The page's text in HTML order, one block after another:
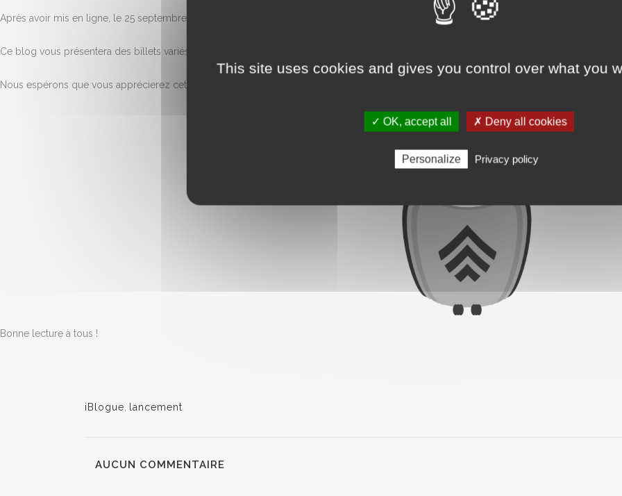
Après avoir mis en ligne, le 25 septembre dernier, notre site Internet , nous lançons notre iBlogue
Ce blog vous présentera des billets variés avec le désir de traiter de sujets à impact local, sur des thèmes qui nous concernent mais
Nous espérons que vous apprécierez cet espace de partage et de réflexion.
Bonne lecture à tous !
iBlogue lancement
AUCUN COMMENTAIRE
This site uses cookies and gives you control over what you
✓ OK, accept all ✗ Deny all cookies
Personalize Privacy policy